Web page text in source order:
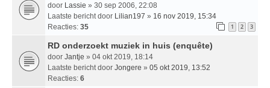
door Lassie » 30 sep 2006, 22:08
Laatste bericht door Lilian197 » 16 nov 2019, 15:34
Reacties: 35 1 2 3
RD onderzoekt muziek in huis (enquête)
door Jantje » 04 okt 2019, 18:14
Laatste bericht door Jongere » 05 okt 2019, 13:52
Reacties: 6